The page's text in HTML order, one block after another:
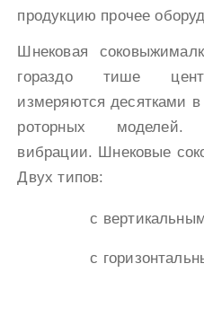
продукцию прочее
Шнековая
гораздо тише
измеряются десятками
роторных
вибрации. Шнековые
Двух типов:
с
с